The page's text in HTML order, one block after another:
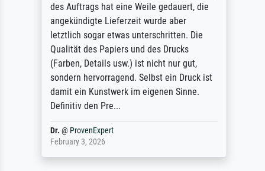
des Auftrags hat eine Weile gedauert, die
angekündigte Lieferzeit wurde aber
letztlich sogar etwas unterschritten. Die
Qualität des Papiers und des Drucks
(Farben, Details usw.) ist nicht nur gut,
sondern hervorragend. Selbst ein Druck ist
damit ein Kunstwerk im eigenen Sinne.
Definitiv den Pre...
Dr.@ ProvenExpert
February 3, 2026